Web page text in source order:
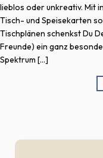
lieblos oder unkreativ. Mit
Tisch- und Speisekarten
Tischplänen schenkst Du
Freunde) ein ganz
Spektrum […]